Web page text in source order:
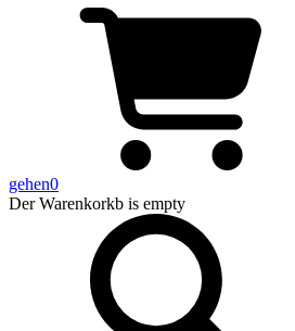
gehen0
Der Warenkorkb is empty